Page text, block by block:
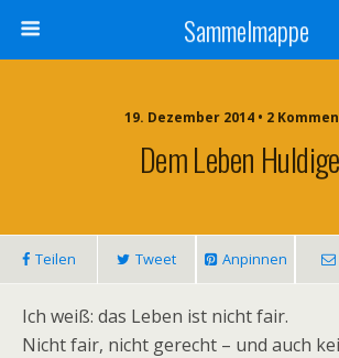
Sammelmappe
19. Dezember 2014 • 2
Dem Leben
Teilen Tweet Anpinnen
Ich weiß: das Leben ist nicht fair.
Nicht fair, nicht gerecht – und auch